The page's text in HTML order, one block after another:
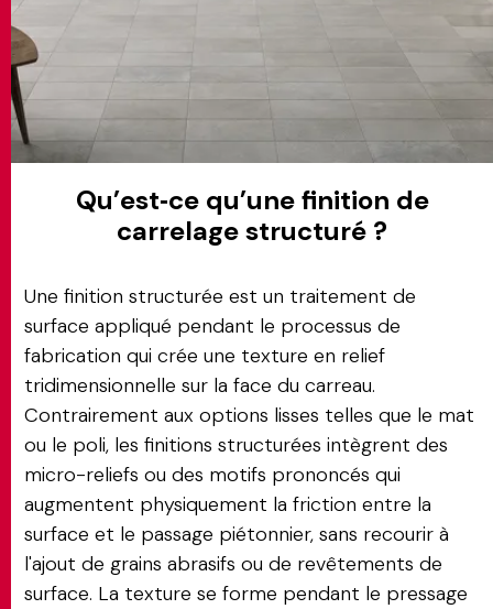
Qu’est‑ce qu’une finition de
carrelage structuré ?
Une finition structurée est un traitement de
surface appliqué pendant le processus de
fabrication qui crée une texture en relief
tridimensionnelle sur la face du carreau.
Contrairement aux options lisses telles que le mat
ou le poli, les finitions structurées intègrent des
micro-reliefs ou des motifs prononcés qui
augmentent physiquement la friction entre la
surface et le passage piétonnier, sans recourir à
l'ajout de grains abrasifs ou de revêtements de
surface. La texture se forme pendant le pressage